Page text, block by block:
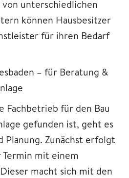
unterschiedlichen
können Hausbesitzer
für ihren Bedarf
– für Beratung &
Fachbetrieb für den Bau
gefunden ist, geht es
Planung. Zunächst erfolgt
mit einem
macht sich mit den